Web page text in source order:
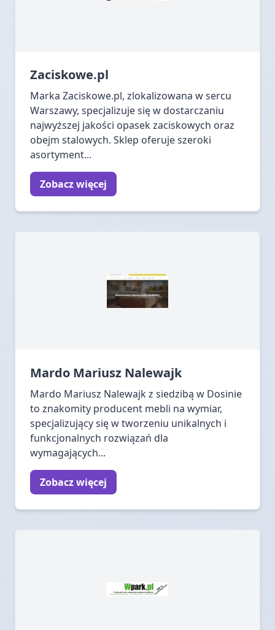
Zaciskowe.pl
Marka Zaciskowe.pl, zlokalizowana w sercu
Warszawy, specjalizuje się w dostarczaniu
najwyższej jakości opasek zaciskowych oraz
obejm stalowych. Sklep oferuje szeroki
asortyment...
Zobacz więcej
Mardo Mariusz Nalewajk
Mardo Mariusz Nalewajk z siedzibą w Dosinie
to znakomity producent mebli na wymiar,
specjalizujący się w tworzeniu unikalnych i
funkcjonalnych rozwiązań dla
wymagających...
Zobacz więcej